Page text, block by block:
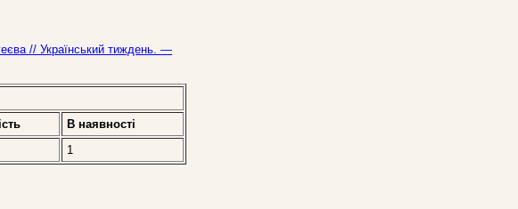
// Український тиждень. —
В наявностi
1